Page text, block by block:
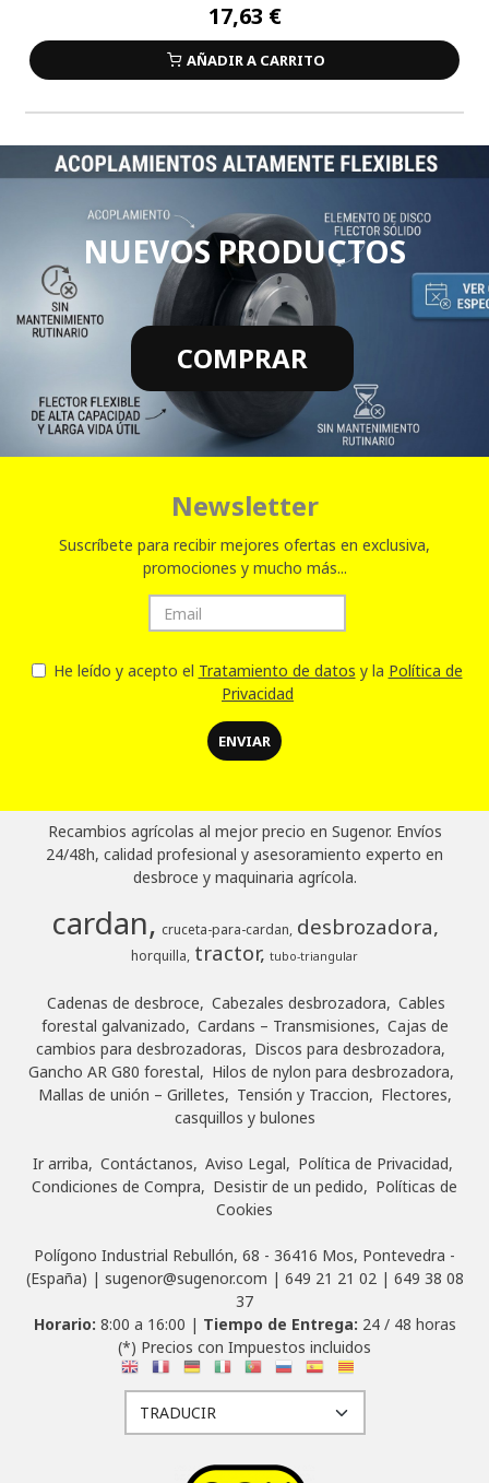
17,63 €
AÑADIR A CARRITO
NUEVOS PRODUCTOS
COMPRAR
Newsletter
Suscríbete para recibir mejores ofertas en exclusiva,
promociones y mucho más...
He leído y acepto el Tratamiento de datos y la Política de
Privacidad
Recambios agrícolas al mejor precio en Sugenor. Envíos
24/48h, calidad profesional y asesoramiento experto en
desbroce y maquinaria agrícola.
cardan cruceta-para-cardan desbrozadora
horquilla tractor tubo-triangular
Cadenas de desbroce Cabezales desbrozadora
Cables
forestal galvanizado
Cardans – Transmisiones
Cajas de
cambios para desbrozadoras
Discos para desbrozadora
Gancho AR G80 forestal
Hilos de nylon para desbrozadora
Mallas de unión – Grilletes
Tensión y Traccion
Flectores,
casquillos y bulones
Ir arriba Contáctanos Aviso Legal
Política de Privacidad
Condiciones de Compra
Desistir de un pedido
Políticas de
Cookies
Polígono Industrial Rebullón, 68 - 36416 Mos, Pontevedra -
(España) | sugenor@sugenor.com | 649 21 21 02| 649 38 08
37
Horario: 8:00 a 16:00 | Tiempo de Entrega: 24 / 48 horas
(*) Precios con Impuestos incluidos